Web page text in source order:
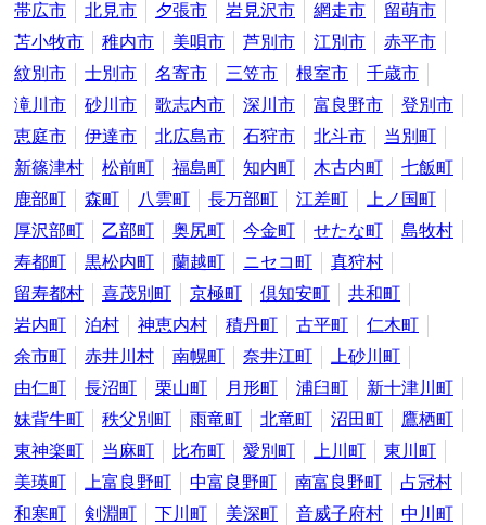
帯広市
北見市 夕張市 岩見沢市 網走市
留萌市
苫小牧市
稚内市 美唄市 芦別市 江別市
赤平市
紋別市
士別市 名寄市 三笠市 根室市
千歳市
滝川市
砂川市 歌志内市 深川市 富良野市
登別市
恵庭市
伊達市 北広島市 石狩市 北斗市
当別町
新篠津村
松前町 福島町 知内町 木古内町
七飯町
鹿部町
森町 八雲町 長万部町 江差町
上ノ国町
厚沢部町
乙部町 奥尻町 今金町 せたな町
島牧村
寿都町
黒松内町 蘭越町 ニセコ町
真狩村
留寿都村
喜茂別町 京極町 倶知安町
共和町
岩内町
泊村 神恵内村 積丹町 古平町
仁木町
余市町
赤井川村 南幌町 奈井江町
上砂川町
由仁町
長沼町 栗山町 月形町 浦臼町
新十津川町
妹背牛町
秩父別町 雨竜町 北竜町 沼田町
鷹栖町
東神楽町
当麻町 比布町 愛別町 上川町
東川町
美瑛町
上富良野町 中富良野町 南富良野町
占冠村
和寒町
剣淵町 下川町 美深町 音威子府村
中川町